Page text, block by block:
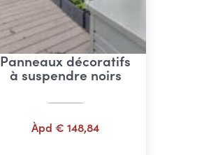
Panneaux décoratifs
à suspendre noirs
Àpd€ 148,84